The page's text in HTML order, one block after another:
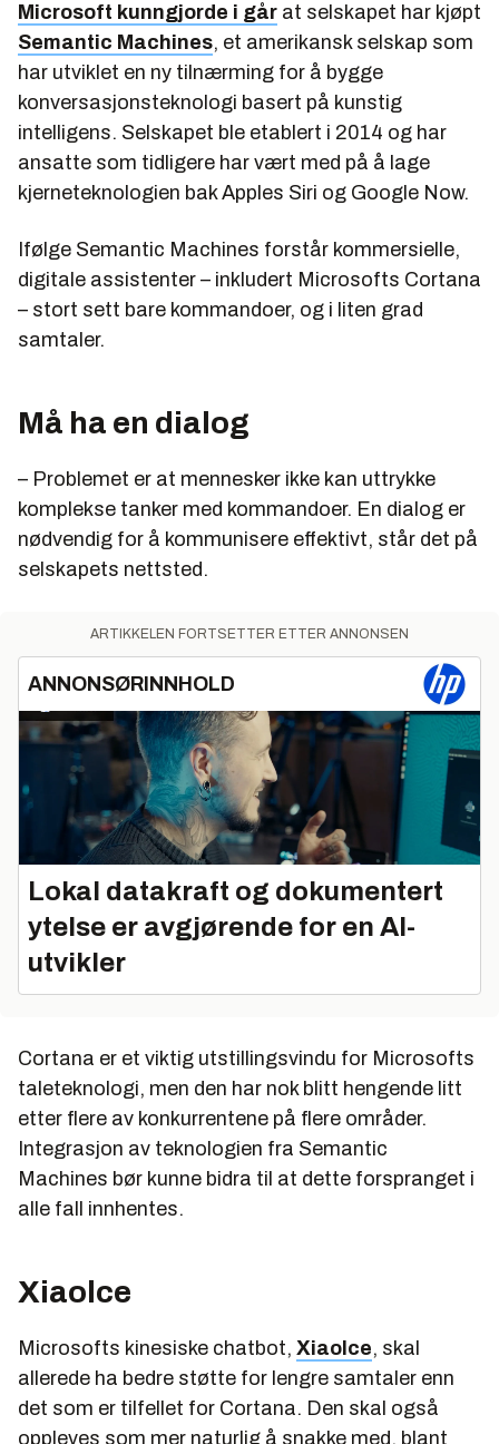
Microsoft kunngjorde i går at selskapet har kjøpt
Semantic Machines, et amerikansk selskap som
har utviklet en ny tilnærming for å bygge
konversasjonsteknologi basert på kunstig
intelligens. Selskapet ble etablert i 2014 og har
ansatte som tidligere har vært med på å lage
kjerneteknologien bak Apples Siri og Google Now.
Ifølge Semantic Machines forstår kommersielle,
digitale assistenter – inkludert Microsofts Cortana
– stort sett bare kommandoer, og i liten grad
samtaler.
Må ha en dialog
– Problemet er at mennesker ikke kan uttrykke
komplekse tanker med kommandoer. En dialog er
nødvendig for å kommunisere effektivt, står det på
selskapets nettsted.
ARTIKKELEN FORTSETTER ETTER ANNONSEN
ANNONSØRINNHOLD
Lokal datakraft og dokumentert
ytelse er avgjørende for en AI-
utvikler
Cortana er et viktig utstillingsvindu for Microsofts
taleteknologi, men den har nok blitt hengende litt
etter flere av konkurrentene på flere områder.
Integrasjon av teknologien fra Semantic
Machines bør kunne bidra til at dette forspranget i
alle fall innhentes.
Xiaolce
Microsofts kinesiske chatbot, XiaoIce, skal
allerede ha bedre støtte for lengre samtaler enn
det som er tilfellet for Cortana. Den skal også
oppleves som mer naturlig å snakke med, blant